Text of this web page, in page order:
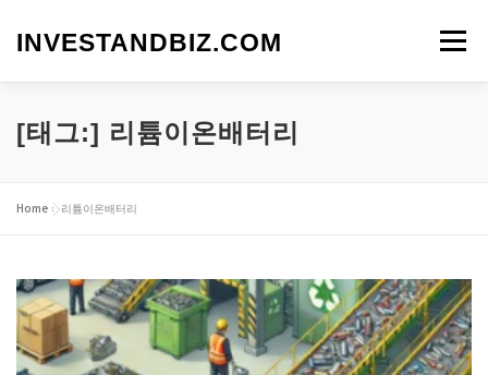
INVESTANDBIZ.COM 메뉴
[태그:] 리튬이온배터리
Home »리튬이온배터리